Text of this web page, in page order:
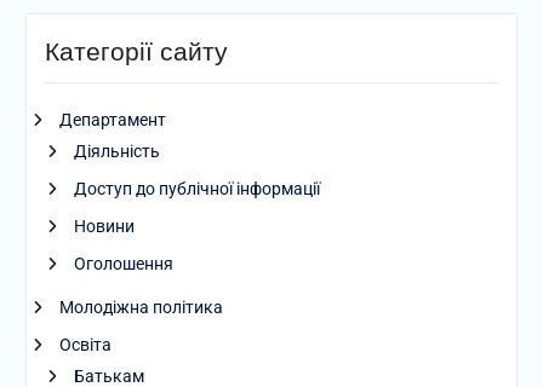
Категорії сайту
Департамент
Діяльність
Доступ до публічної інформації
Новини
Оголошення
Молодіжна політика
Освіта
Батькам